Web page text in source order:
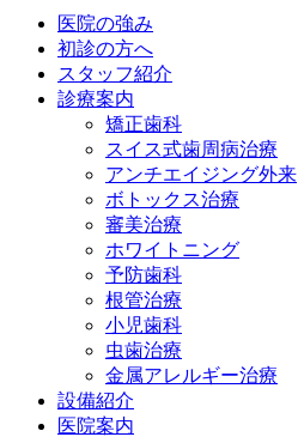
医院の強み
初診の方へ
スタッフ紹介
診療案内
矯正歯科
スイス式歯周病治療
アンチエイジング外来
ボトックス治療
審美治療
ホワイトニング
予防歯科
根管治療
小児歯科
虫歯治療
金属アレルギー治療
設備紹介
医院案内